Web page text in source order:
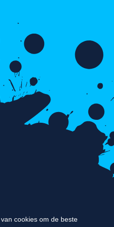
cookies om de beste